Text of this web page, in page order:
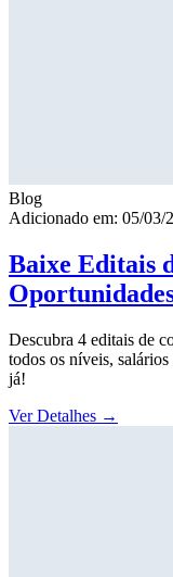
Blog
Adicionado em: 05/03/
Baixe Editais
Descubra 4 editais de
todos os níveis,
já!
Ver Detalhes →